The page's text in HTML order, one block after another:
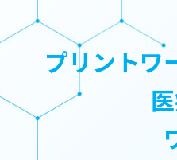
プリントワ